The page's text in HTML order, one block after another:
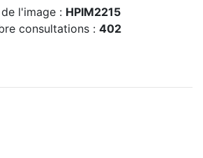
l'image : HPIM2215
consultations : 402